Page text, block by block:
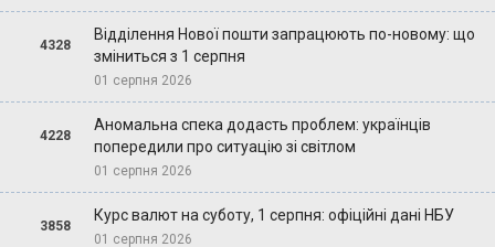
4328
Відділення Нової пошти запрацюють по-новому: що
зміниться з 1 серпня
01 серпня 2026
4228
Аномальна спека додасть проблем: українців
попередили про ситуацію зі світлом
01 серпня 2026
3858
Курс валют на суботу, 1 серпня: офіційні дані НБУ
01 серпня 2026